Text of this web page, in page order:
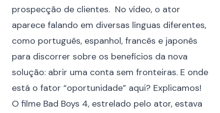
prospecção de clientes. No vídeo, o ator
aparece falando em diversas línguas diferentes,
como português, espanhol, francês e japonês
para discorrer sobre os benefícios da nova
solução: abrir uma conta sem fronteiras. E onde
está o fator “oportunidade” aqui? Explicamos!
O filme Bad Boys 4, estrelado pelo ator, estava